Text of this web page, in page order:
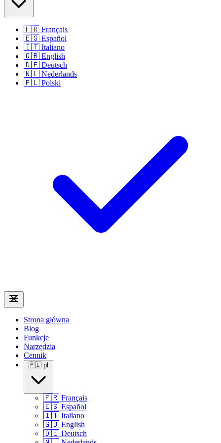
🇫🇷 Français
🇪🇸 Español
🇮🇹 Italiano
🇬🇧 English
🇩🇪 Deutsch
🇳🇱 Nederlands
🇵🇱 Polski
Strona główna
Blog
Funkcje
Narzędzia
Cennik
🇵🇱 pl
🇫🇷 Français
🇪🇸 Español
🇮🇹 Italiano
🇬🇧 English
🇩🇪 Deutsch